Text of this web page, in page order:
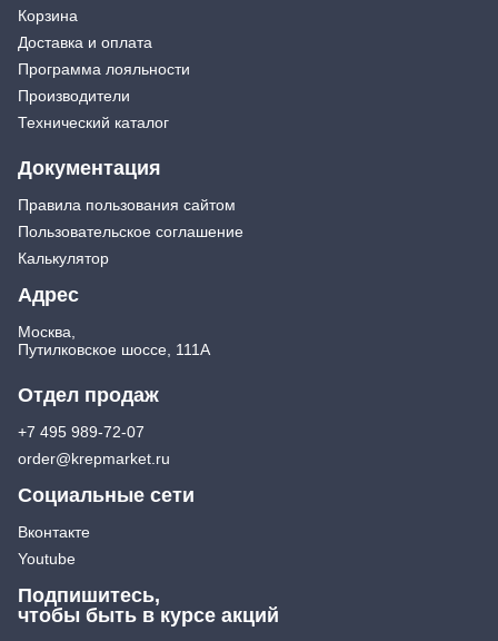
Корзина
Доставка и оплата
Программа лояльности
Производители
Технический каталог
Документация
Правила пользования сайтом
Пользовательское соглашение
Калькулятор
Адрес
Москва,
Путилковское шоссе, 111А
Отдел продаж
+7 495 989-72-07
order@krepmarket.ru
Социальные сети
Вконтакте
Youtube
Подпишитесь,
чтобы быть в курсе акций